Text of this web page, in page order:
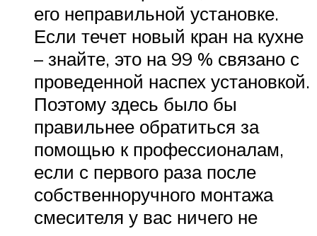
его неправильной установке.
Если течет новый кран на кухне
– знайте, это на 99 % связано с
проведенной наспех установкой.
Поэтому здесь было бы
правильнее обратиться за
помощью к профессионалам,
если с первого раза после
собственноручного монтажа
смесителя у вас ничего не